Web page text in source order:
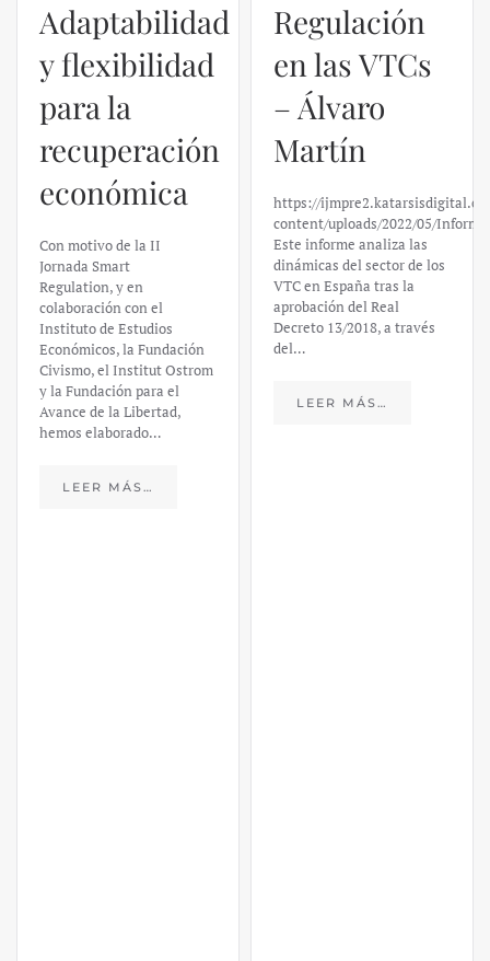
Adaptabilidad
y flexibilidad
para la
recuperación
económica
Con motivo de la II
Jornada Smart
Regulation, y en
colaboración con el
Instituto de Estudios
Económicos, la Fundación
Civismo, el Institut Ostrom
y la Fundación para el
Avance de la Libertad,
hemos elaborado…
LEER MÁS…
Regulación
en las VTCs
– Álvaro
Martín
https://
content/uploads/2022/05/
Este informe analiza las
dinámicas del sector de los
VTC en España tras la
aprobación del Real
Decreto 13/2018, a través
del…
LEER MÁS…